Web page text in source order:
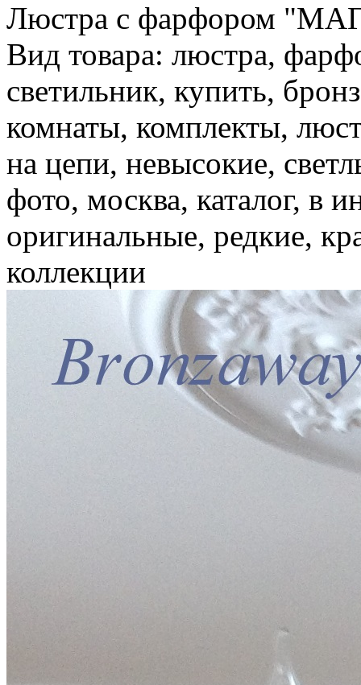
Люстра с фарфором
Вид товара: люстра,
светильник, купить,
комнаты, комплекты,
на цепи, невысокие,
фото, москва, каталог, в
оригинальные, редкие,
коллекции